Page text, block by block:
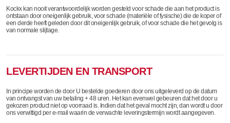
Kockx kan nooit verantwoordelijk worden gesteld voor schade die aan het product is
ontstaan door oneigenlijk gebruik, voor schade (materiële of fysische) die de koper of
een derde heeft geleden door dit oneigenlijk gebruik, of voor schade die het gevolg is
van normale slijtage.
LEVERTIJDEN EN TRANSPORT
In principe worden de door U bestelde goederen door ons uitgeleverd op de datum
van ontvangst van uw betaling + 48 uren. Het kan evenwel gebeuren dat het door u
gekozen product niet op voorraad is. Indien dat het geval mocht zijn, dan wordt u door
ons verwittigd per e-mail waarin de verwachte leveringstermijn wordt aangegeven.